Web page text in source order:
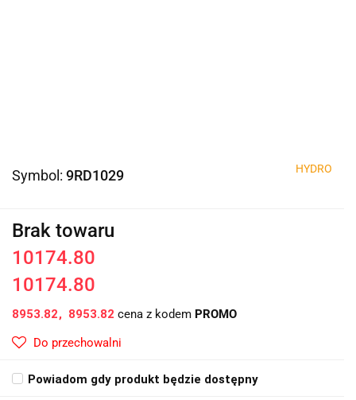
Symbol: 9RD1029 HYDRO
Brak towaru
10174.80
10174.80
8953.82 8953.82 cena z kodem PROMO
Do przechowalni
Powiadom gdy produkt będzie dostępny